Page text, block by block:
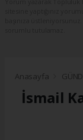
Anasayfa
İsmail